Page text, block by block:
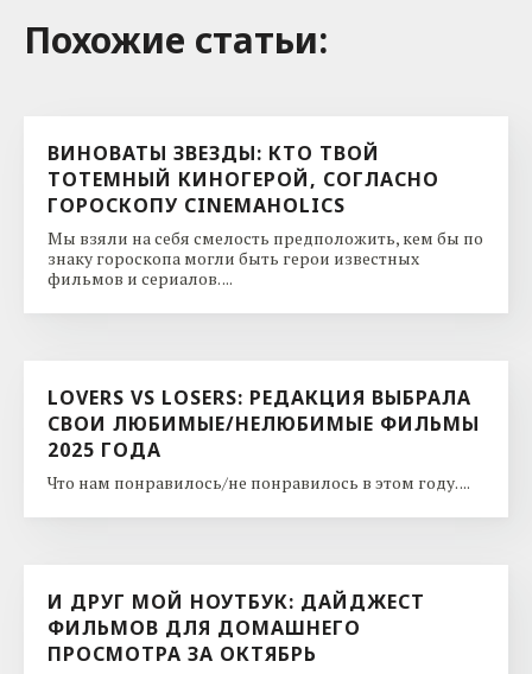
Похожие cтатьи:
ВИНОВАТЫ ЗВЕЗДЫ: КТО ТВОЙ
ТОТЕМНЫЙ КИНОГЕРОЙ, СОГЛАСНО
ГОРОСКОПУ CINEMAHOLICS
Мы взяли на себя смелость предположить, кем бы по
знаку гороскопа могли быть герои известных
фильмов и сериалов. ...
LOVERS VS LOSERS: РЕДАКЦИЯ ВЫБРАЛА
СВОИ ЛЮБИМЫЕ/НЕЛЮБИМЫЕ ФИЛЬМЫ
2025 ГОДА
Что нам понравилось/не понравилось в этом году. ...
И ДРУГ МОЙ НОУТБУК: ДАЙДЖЕСТ
ФИЛЬМОВ ДЛЯ ДОМАШНЕГО
ПРОСМОТРА ЗА ОКТЯБРЬ